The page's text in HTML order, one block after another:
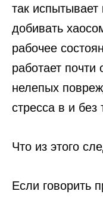
так испытывает
добивать
рабочее
работает
нелепых
стресса в и без
Что из этого
Если говорить